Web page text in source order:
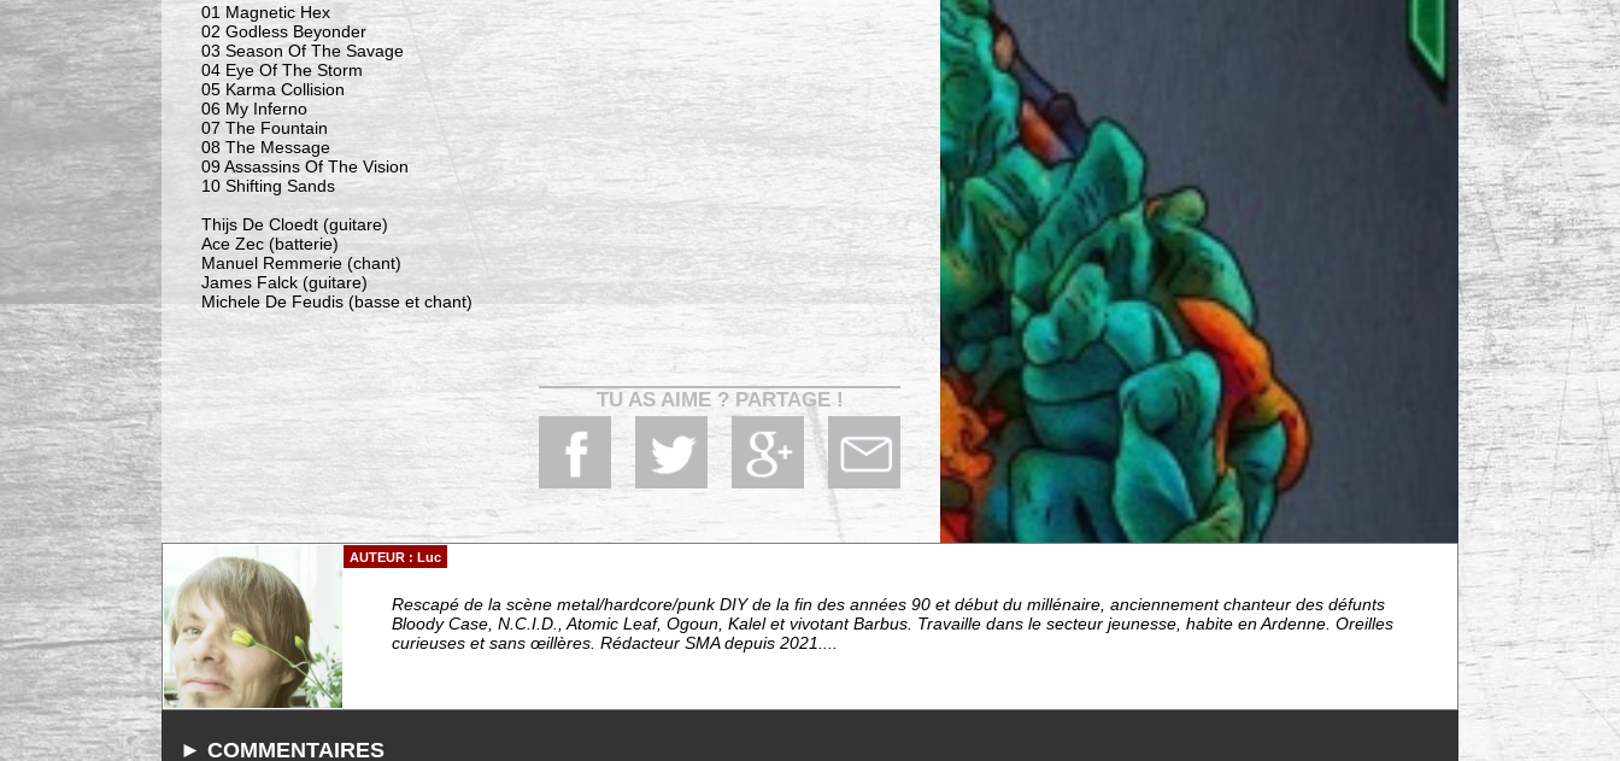
01 Magnetic Hex
02 Godless Beyonder
03 Season Of The Savage
04 Eye Of The Storm
05 Karma Collision
06 My Inferno
07 The Fountain
08 The Message
09 Assassins Of The Vision
10 Shifting Sands
Thijs De Cloedt (guitare)
Ace Zec (batterie)
Manuel Remmerie (chant)
James Falck (guitare)
Michele De Feudis (basse et chant)
TU AS AIME ? PARTAGE !
AUTEUR : Luc
Rescapé de la scène metal/hardcore/punk DIY de la fin des années 90 et début du millénaire, anciennement chanteur des défunts
Bloody Case, N.C.I.D., Atomic Leaf, Ogoun, Kalel et vivotant Barbus. Travaille dans le secteur jeunesse, habite en Ardenne. Oreilles
curieuses et sans œillères. Rédacteur SMA depuis 2021....
► COMMENTAIRES